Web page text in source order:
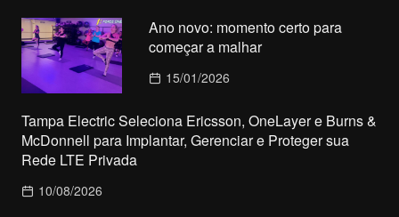
Ano novo: momento certo para
começar a malhar
15/01/2026
Tampa Electric Seleciona Ericsson, OneLayer e Burns &
McDonnell para Implantar, Gerenciar e Proteger sua
Rede LTE Privada
10/08/2026